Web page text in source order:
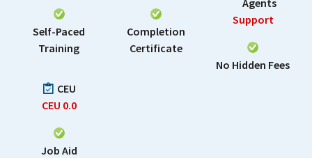
Self-Paced
Training
Completion
Certificate
Agents
Support
No Hidden Fees
CEU
CEU 0.0
Job Aid